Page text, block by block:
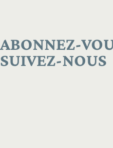
ABONNEZ-
SUIVEZ-NOUS